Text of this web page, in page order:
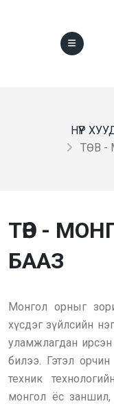
НҮҮР
ТӨВ -
ТӨВ -
БААЗ
Монгол орныг
хүсдэг зүйлсийн
уламжлагдан
билээ. Гэтэл
техник
монгол ёс